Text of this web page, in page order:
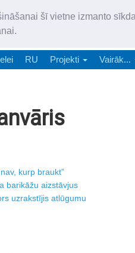
šī vietne izmanto
„Latgales Laiks” latviešu
RU Projekti Vairāk...
kurp braukt”
barikāžu aizstāvjus
uzrakstījis atlūgumu